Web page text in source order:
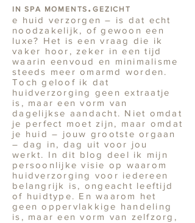
IN SPA MOMENTS .GEZICHT
e huid verzorgen – is dat echt
noodzakelijk, of gewoon een
luxe? Het is een vraag die ik
vaker hoor, zeker in een tijd
waarin eenvoud en minimalisme
steeds meer omarmd worden.
Toch geloof ik dat
huidverzorging geen extraatje
is, maar een vorm van
dagelijkse aandacht. Niet omdat
je perfect moet zijn, maar omdat
je huid – jouw grootste orgaan
– dag in, dag uit voor jou
werkt. In dit blog deel ik mijn
persoonlijke visie op waarom
huidverzorging voor iedereen
belangrijk is, ongeacht leeftijd
of huidtype. En waarom het
geen oppervlakkige handeling
is, maar een vorm van zelfzorg,